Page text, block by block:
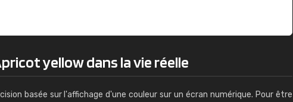
yellow dans la vie réelle
basée sur l'affichage d'une couleur sur un écran numérique. Pour être